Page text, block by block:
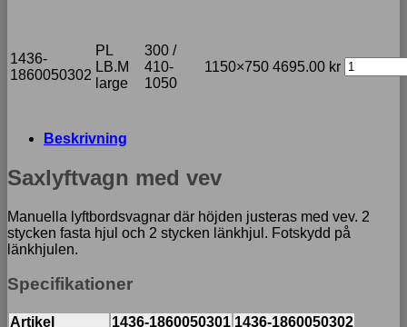
1436-
1860050302
PL
LB.M
large
300 /
410-
1050
1150×750 4695.00 kr
Beskrivning
Saxlyftvagn med vev
Manuella lyftbordsvagnar där höjden justeras med vev. 2
stycken fasta hjul och 2 stycken länkhjul. Fotskydd på
länkhjulen.
Specifikationer
Artikel 1436-1860050301 1436-1860050302